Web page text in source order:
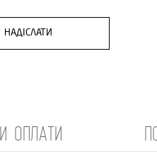
НАДІСЛАТИ
ОПЛАТИ